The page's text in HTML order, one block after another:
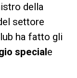
della
settore
ha fatto gli
speciale